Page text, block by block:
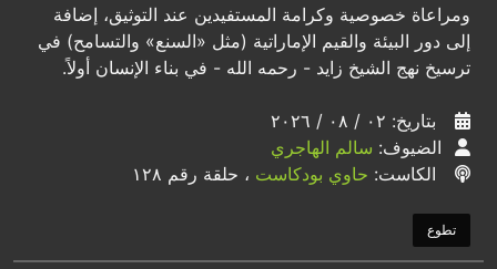
ومراعاة خصوصية وكرامة المستفيدين عند التوثيق، إضافة
إلى دور البيئة والقيم الإماراتية (مثل «السنع» والتسامح) في
ترسيخ نهج الشيخ زايد - رحمه الله - في بناء الإنسان أولاً.
بتاريخ: ٠٢ / ٠٨ / ٢٠٢٦
الضيوف: سالم الهاجري
الكاست: حاوي بودكاست ، حلقة رقم ١٢٨
تطوع